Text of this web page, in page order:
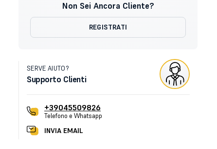
Non Sei Ancora Cliente?
REGISTRATI
SERVE AIUTO?
Supporto Clienti
+39045509826
Telefono e Whatsapp
INVIA EMAIL